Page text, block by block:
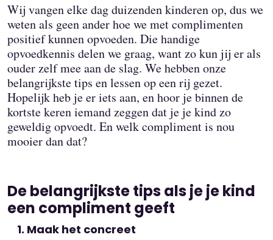
Wij vangen elke dag duizenden kinderen op, dus we
weten als geen ander hoe we met complimenten
positief kunnen opvoeden. Die handige
opvoedkennis delen we graag, want zo kun jij er als
ouder zelf mee aan de slag. We hebben onze
belangrijkste tips en lessen op een rij gezet.
Hopelijk heb je er iets aan, en hoor je binnen de
kortste keren iemand zeggen dat je je kind zo
geweldig opvoedt. En welk compliment is nou
mooier dan dat?
De belangrijkste tips als je je kind
een compliment geeft
Maak het concreet